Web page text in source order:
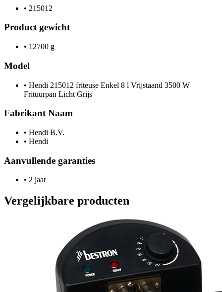
• 215012
Product gewicht
• 12700 g
Model
• Hendi 215012 friteuse Enkel 8 l Vrijstaand 3500 W
Frituurpan Licht Grijs
Fabrikant Naam
• Hendi B.V.
• Hendi
Aanvullende garanties
• 2 jaar
Vergelijkbare producten